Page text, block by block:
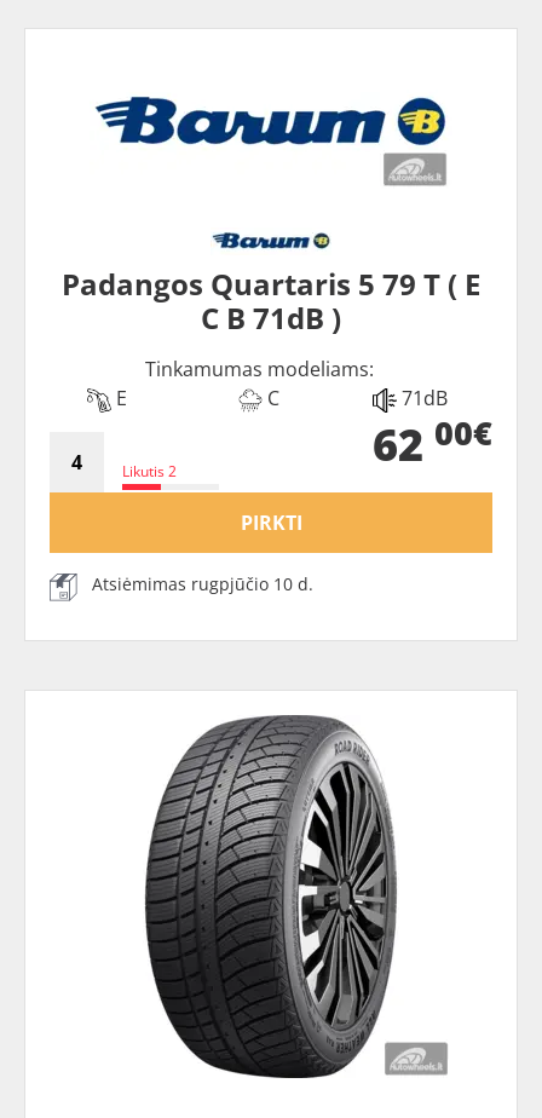
Padangos Quartaris 5 79 T ( E
C B 71dB )
Tinkamumas modeliams:
E
C 71dB
Likutis 2 62 00€
PIRKTI
Atsiėmimas rugpjūčio 10 d.